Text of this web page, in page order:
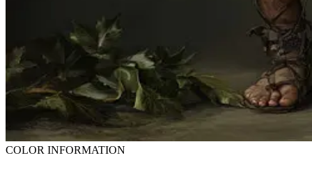
COLOR INFORMATION